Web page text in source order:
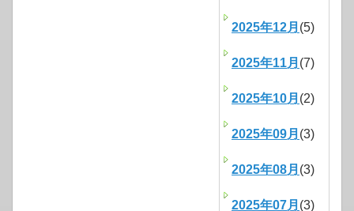
2025年12月 (5)
2025年11月 (7)
2025年10月 (2)
2025年09月 (3)
2025年08月 (3)
2025年07月 (3)